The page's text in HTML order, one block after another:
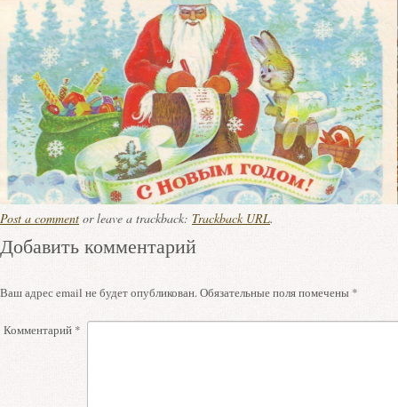
Post a comment or leave a trackback: Trackback URL.
Добавить комментарий
Ваш адрес email не будет опубликован. Обязательные поля помечены *
Комментарий *